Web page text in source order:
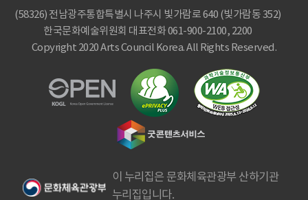
(58326) 전남광주통합특별시 나주시 빛가람로 640 (빛가람동 352)
한국문화예술위원회 대표전화 061-900-2100, 2200
Copyright 2020 Arts Council Korea. All Rights Reserved.
이 누리집은 문화체육관광부 산하기관
누리집입니다.